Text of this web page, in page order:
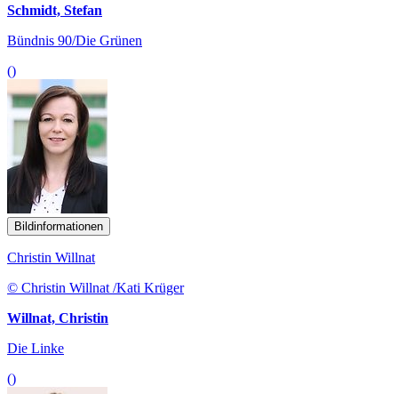
Schmidt, Stefan
Bündnis 90/Die Grünen
()
Bildinformationen
Christin Willnat
© Christin Willnat /Kati Krüger
Willnat, Christin
Die Linke
()